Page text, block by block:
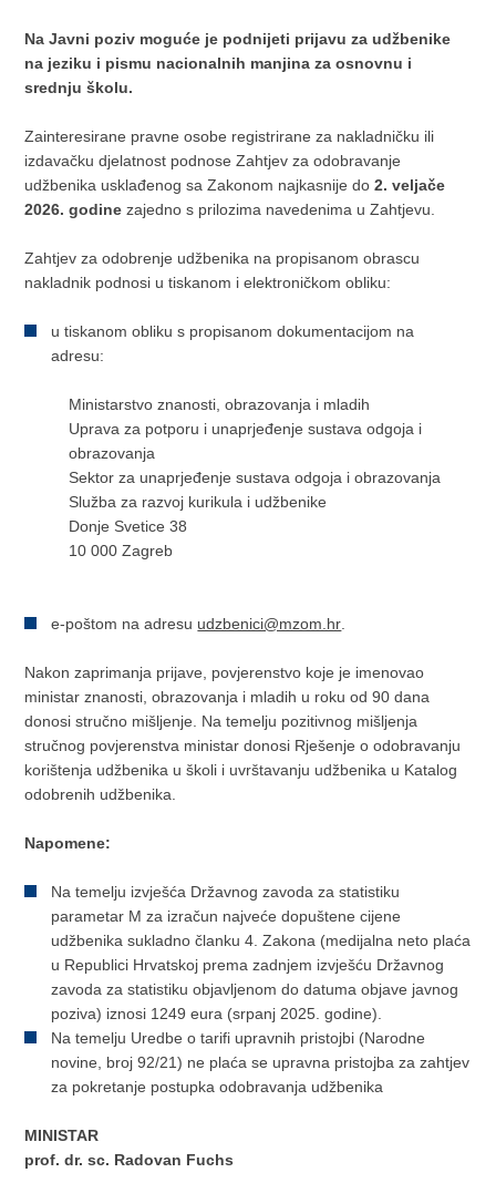
Na Javni poziv moguće je podnijeti prijavu za udžbenike
na jeziku i pismu nacionalnih manjina za osnovnu i
srednju školu.
Zainteresirane pravne osobe registrirane za nakladničku ili
izdavačku djelatnost podnose Zahtjev za odobravanje
udžbenika usklađenog sa Zakonom najkasnije do2. veljače
2026. godine zajedno s prilozima navedenima u Zahtjevu.
Zahtjev za odobrenje udžbenika na propisanom obrascu
nakladnik podnosi u tiskanom i elektroničkom obliku:
u tiskanom obliku s propisanom dokumentacijom na
adresu:
Ministarstvo znanosti, obrazovanja i mladih
Uprava za potporu i unaprjeđenje sustava odgoja i
obrazovanja
Sektor za unaprjeđenje sustava odgoja i obrazovanja
Služba za razvoj kurikula i udžbenike
Donje Svetice 38
10 000 Zagreb
e-poštom na adresu udzbenici@mzom.hr
Nakon zaprimanja prijave, povjerenstvo koje je imenovao
ministar znanosti, obrazovanja i mladih u roku od 90 dana
donosi stručno mišljenje. Na temelju pozitivnog mišljenja
stručnog povjerenstva ministar donosi Rješenje o odobravanju
korištenja udžbenika u školi i uvrštavanju udžbenika u Katalog
odobrenih udžbenika.
Napomene:
Na temelju izvješća Državnog zavoda za statistiku
parametar M za izračun najveće dopuštene cijene
udžbenika sukladno članku 4. Zakona (medijalna neto plaća
u Republici Hrvatskoj prema zadnjem izvješću Državnog
zavoda za statistiku objavljenom do datuma objave javnog
poziva) iznosi 1249 eura (srpanj 2025. godine).
Na temelju Uredbe o tarifi upravnih pristojbi (Narodne
novine, broj 92/21) ne plaća se upravna pristojba za zahtjev
za pokretanje postupka odobravanja udžbenika
MINISTAR
prof. dr. sc. Radovan Fuchs